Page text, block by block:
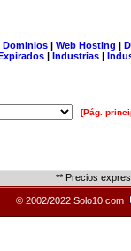
Dominios| Web Hosting |
| Industrias |
[Pág.
** Precios
© 2002/2022 Solo10.com